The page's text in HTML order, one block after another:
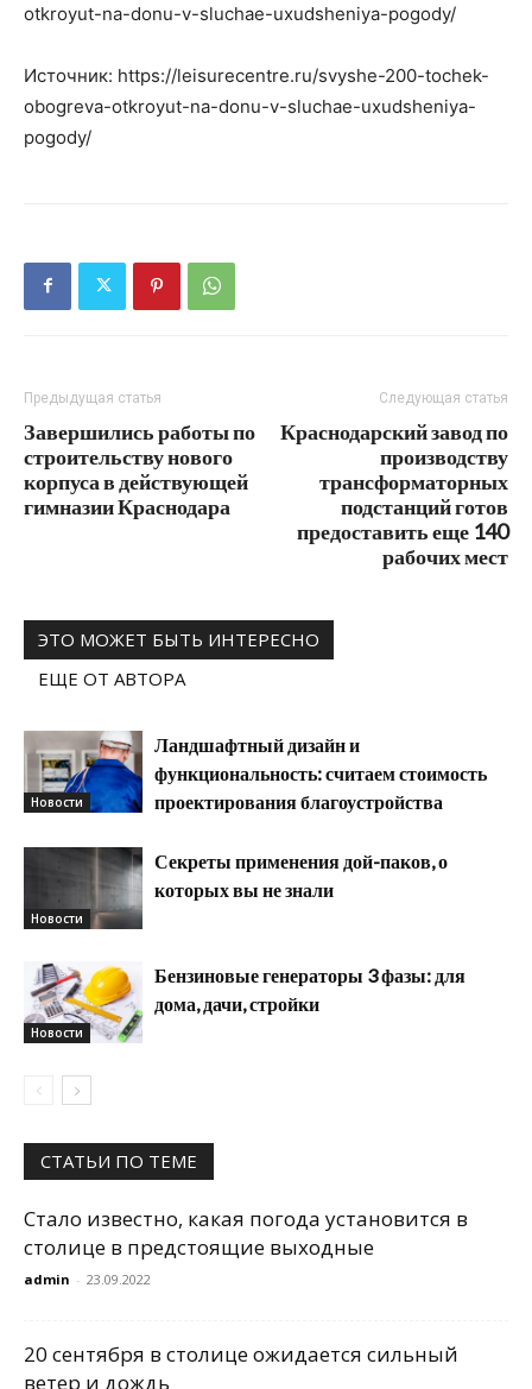
otkroyut-na-donu-v-sluchae-uxudsheniya-pogody/
Источник: https://leisurecentre.ru/svyshe-200-tochek-
obogreva-otkroyut-na-donu-v-sluchae-uxudsheniya-
pogody/
Предыдущая статья
Завершились работы по
строительству нового
корпуса в действующей
гимназии Краснодара
Следующая статья
Краснодарский завод по
производству
трансформаторных
подстанций готов
предоставить еще 140
рабочих мест
ЭТО МОЖЕТ БЫТЬ ИНТЕРЕСНО
ЕЩЕ ОТ АВТОРА
Новости
Ландшафтный дизайн и
функциональность: считаем стоимость
проектирования благоустройства
Новости
Секреты применения дой-паков, о
которых вы не знали
Новости
Бензиновые генераторы 3 фазы: для
дома, дачи, стройки
СТАТЬИ ПО ТЕМЕ
Стало известно, какая погода установится в
столице в предстоящие выходные
admin - 23.09.2022
20 сентября в столице ожидается сильный
ветер и дождь